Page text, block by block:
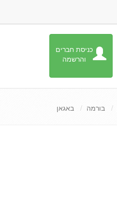
כניסת חברים
והרשמה
בורמה באגאן